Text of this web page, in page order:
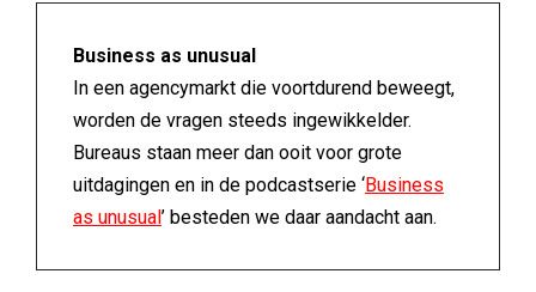
Business as unusual
In een agencymarkt die voortdurend beweegt,
worden de vragen steeds ingewikkelder.
Bureaus staan meer dan ooit voor grote
uitdagingen en in de podcastserie ‘Business
as unusual’ besteden we daar aandacht aan.